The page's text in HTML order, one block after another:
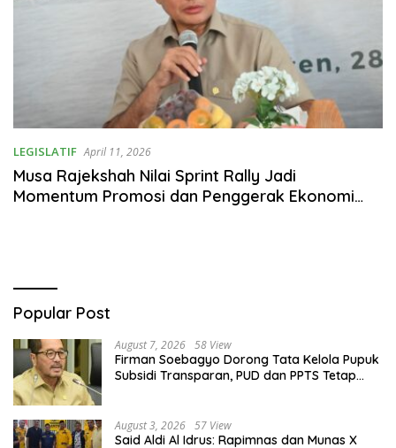
LEGISLATIF April 11, 2026
Musa Rajekshah Nilai Sprint Rally Jadi
Momentum Promosi dan Penggerak Ekonomi
Popular Post
August 7, 2026 58 View
Firman Soebagyo Dorong Tata Kelola Pupuk
Subsidi Transparan, PUD dan PPTS Tetap
August 3, 2026 57 View
Said Aldi Al Idrus: Rapimnas dan Munas X